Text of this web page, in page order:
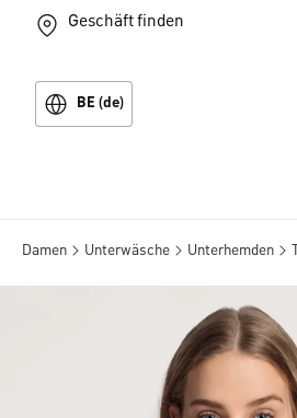
Geschäft finden
BE (de)
Damen Unterwäsche Unterhemden